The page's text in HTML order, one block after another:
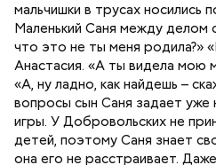
мальчишки в трусах носились
Маленький Саня между делом
что это не ты меня родила?»
Анастасия. «А ты видела мою
«А, ну ладно, как найдешь –
вопросы сын Саня задает уже
игры. У Добровольских не
детей, поэтому Саня знает
она его не расстраивает.